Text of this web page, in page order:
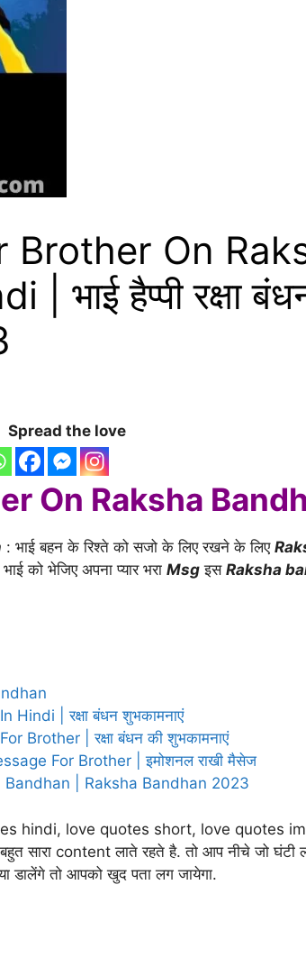
Brother On
भाई हैप्पी रक्षा
Spread the love
On Raksha
: भाई बहन के रिश्ते को सजो के लिए रखने के लिए
को भेजिए अपना प्यार भरा Msg इस Raksha
| रक्षा बंधन शुभकामनाएं
Brother | रक्षा बंधन की शुभकामनाएं
For Brother | इमोशनल राखी मैसेज
Bandhan | Raksha Bandhan 2023
hindi, love quotes short, love quotes
सारा content लाते रहते है. तो आप नीचे जो घंटी
डालेंगे तो आपको खुद पता लग जायेगा.